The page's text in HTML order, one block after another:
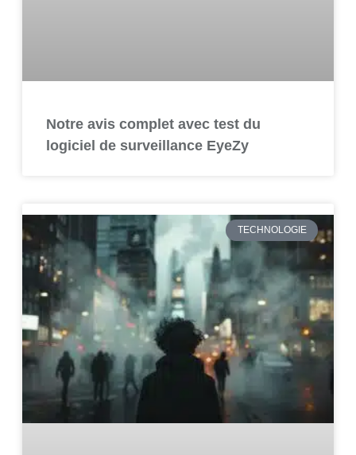
Notre avis complet avec test du
logiciel de surveillance EyeZy
TECHNOLOGIE